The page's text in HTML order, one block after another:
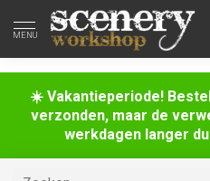
☀️ Vakantieperiode!
verzonden, maar de
werkdagen langer
MENU